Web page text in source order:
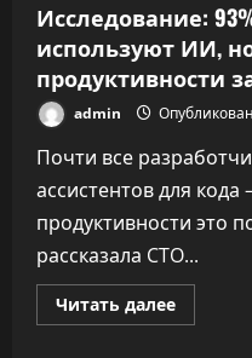
Исследование:
используют ИИ,
продуктивности
admin
Почти все
ассистентов для
продуктивности это
рассказала CTO...
Читать далее
больше